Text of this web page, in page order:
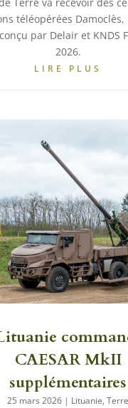
téléopérées
par Delair et KNDS
2026.
LIRE PLUS
CAESAR MkII
supplémentaires
25 mars 2026 | Lituanie,Terre